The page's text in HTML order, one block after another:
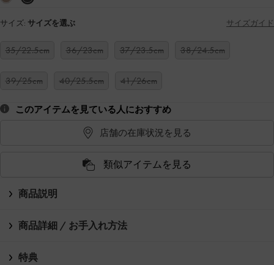
サイズ: サイズを選ぶ サイズガイド
35/22.5cm 36/23cm 37/23.5cm 38/24.5cm
39/25cm 40/25.5cm 41/26cm
このアイテムを見ている人におすすめ
店舗の在庫状況を見る
類似アイテムを見る
商品説明
商品詳細 / お手入れ方法
特典